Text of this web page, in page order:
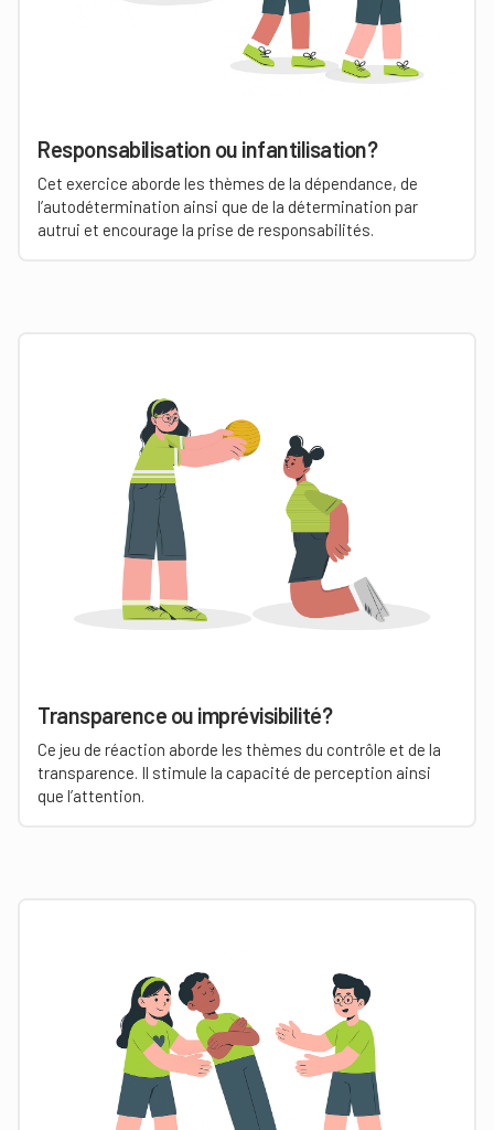
Responsabilisation ou infantilisation?
Cet exercice aborde les thèmes de la dépendance, de
l’autodétermination ainsi que de la détermination par
autrui et encourage la prise de responsabilités.
Transparence ou imprévisibilité?
Ce jeu de réaction aborde les thèmes du contrôle et de la
transparence. Il stimule la capacité de perception ainsi
que l’attention.